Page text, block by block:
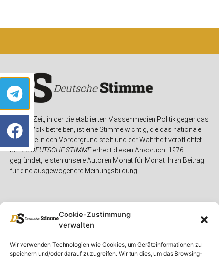
Cookie-Zustimmung
verwalten
Wir verwenden Technologien wie Cookies, um Geräteinformationen zu
speichern und/oder darauf zuzugreifen. Wir tun dies, um das Browsing-
In einer Zeit, in der die etablierten Massenmedien Politik gegen das
eigene Volk betreiben, ist eine Stimme wichtig, die das nationale
Interesse in den Vordergrund stellt und der Wahrheit verpflichtet
ist. DieDEUTSCHE STIMMEerhebt diesen Anspruch. 1976
gegründet, leisten unsere Autoren Monat für Monat ihren Beitrag
für eine ausgewogenere Meinungsbildung.
Unser MagazinRubriken Rechtliches